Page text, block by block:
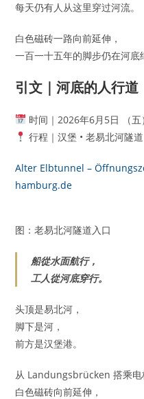
每天仍有人从这里穿过河流。
白色磁砖一路向前延伸，
一百一十五年的脚步仍在河底
引文｜河底的人行道
时间｜2026年6月5日 （五
行程｜汉堡 • 老易北河隧道
Alter Elbtunnel –
hamburg.de
图：老易北河隧道入口
船從水面航行，
工人從河底穿行。
头顶是易北河，
脚下是河，
前方是汉堡港。
从 Landungsbrücken 搭乘电
白色磁砖向前延伸，